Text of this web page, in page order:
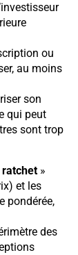
ou
au moins
son
qui peut
sont trop
»
et les
pondérée,
des